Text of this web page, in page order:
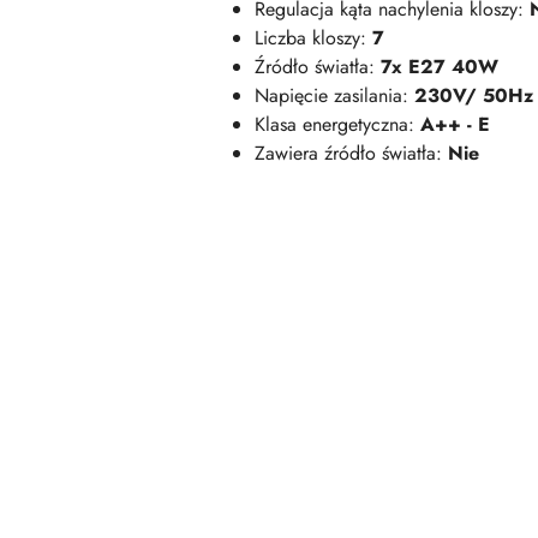
Regulacja kąta nachylenia kloszy:
Liczba kloszy: 7
Źródło światła: 7x E27 40W
Napięcie zasilania: 230V/ 50Hz
Klasa energetyczna: A++ - E
Zawiera źródło światła: Nie